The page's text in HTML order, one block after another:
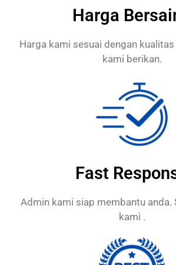
Harga
Harga kami sesuai dengan kualitas
kami berikan.
Fast
Admin kami siap membantu anda.
kami .